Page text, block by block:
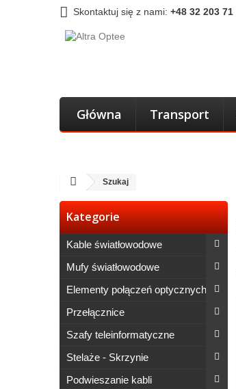
Skontaktuj się z nami: +48 32 203 71
Główna Transport
Szukaj
Kategorie
Kable światłowodowe
Mufy światłowodowe
Elementy połączeń optycznych
Przełącznice
Szafy teleinformatyczne
Stelaże - Skrzynie
Podwieszanie kabli